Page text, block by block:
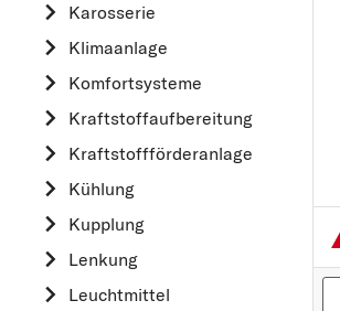
Karosserie
Klimaanlage
Komfortsysteme
Kraftstoff­aufbereitung
Kraftstoff­förderanlage
Kühlung
Kupplung
Lenkung
Leuchtmittel